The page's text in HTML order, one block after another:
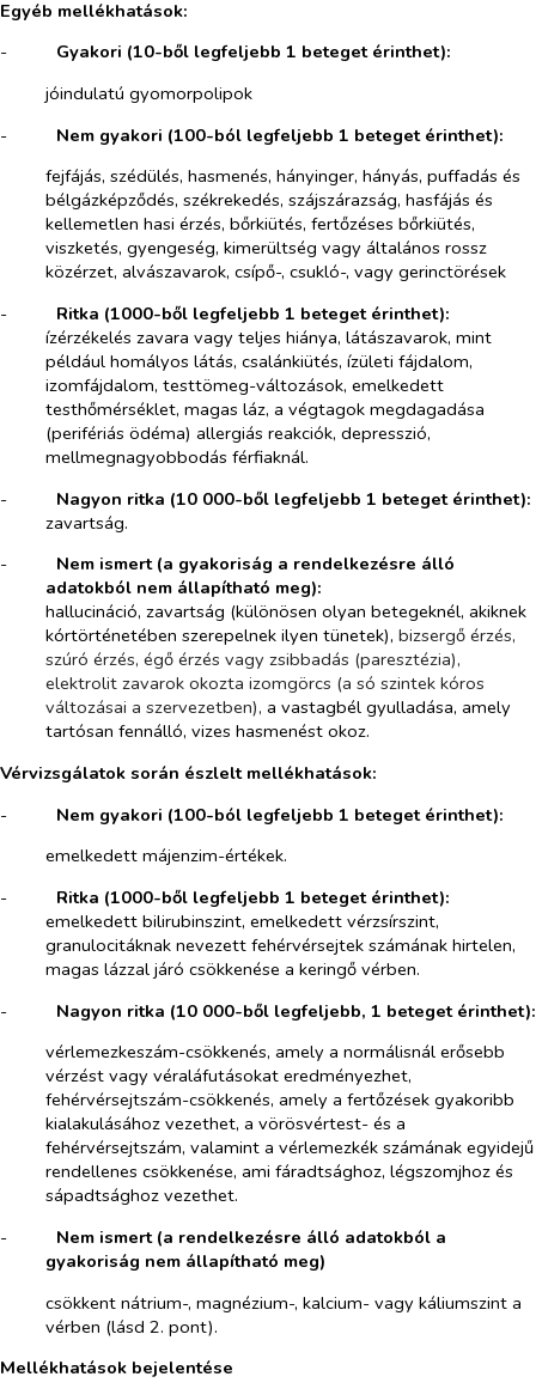
Egyéb mellékhatások:
-​
Gyakori (10-ből legfeljebb 1 beteget érinthet):
jóindulatú gyomorpolipok
-​
Nem gyakori (100-ból legfeljebb 1 beteget érinthet):
fejfájás, szédülés, hasmenés, hányinger, hányás, puffadás és
bélgázképződés, székrekedés, szájszárazság, hasfájás és
kellemetlen hasi érzés, bőrkiütés, fertőzéses bőrkiütés,
viszketés, gyengeség, kimerültség vagy általános rossz
közérzet, alvászavarok, csípő-, csukló-, vagy gerinctörések
-​
Ritka (1000-ből legfeljebb 1 beteget érinthet):
ízérzékelés zavara vagy teljes hiánya, látászavarok, mint
például homályos látás, csalánkiütés, ízületi fájdalom,
izomfájdalom, testtömeg-változások, emelkedett
testhőmérséklet, magas láz, a végtagok megdagadása
(perifériás ödéma) allergiás reakciók, depresszió,
mellmegnagyobbodás férfiaknál.
-​
Nagyon ritka (10 000-ből legfeljebb 1 beteget érinthet):
zavartság.
-​
Nem ismert (a gyakoriság a rendelkezésre álló
adatokból nem állapítható meg):
hallucináció, zavartság (különösen olyan betegeknél, akiknek
kórtörténetében szerepelnek ilyen tünetek), bizsergő érzés,
szúró érzés, égő érzés vagy zsibbadás (paresztézia),
elektrolit zavarok okozta izomgörcs (a só szintek kóros
változásai a szervezetben), a vastagbél gyulladása, amely
tartósan fennálló, vizes hasmenést okoz.
Vérvizsgálatok során észlelt mellékhatások:
-​
Nem gyakori (100-ból legfeljebb 1 beteget érinthet):
emelkedett májenzim-értékek.
-​
Ritka (1000-ből legfeljebb 1 beteget érinthet):
emelkedett bilirubinszint, emelkedett vérzsírszint,
granulocitáknak nevezett fehérvérsejtek számának hirtelen,
magas lázzal járó csökkenése a keringő vérben.
-​
Nagyon ritka (10 000-ből legfeljebb, 1 beteget érinthet):
vérlemezkeszám-csökkenés, amely a normálisnál erősebb
vérzést vagy véraláfutásokat eredményezhet,
fehérvérsejtszám-csökkenés, amely a fertőzések gyakoribb
kialakulásához vezethet, a vörösvértest- és a
fehérvérsejtszám, valamint a vérlemezkék számának egyidejű
rendellenes csökkenése, ami fáradtsághoz, légszomjhoz és
sápadtsághoz vezethet.
-​
Nem ismert (a rendelkezésre álló adatokból a
gyakoriság nem állapítható meg)
csökkent nátrium-, magnézium-, kalcium- vagy káliumszint a
vérben (lásd 2. pont).
Mellékhatások bejelentése